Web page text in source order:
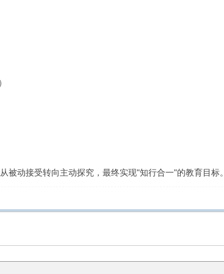
动接受转向主动探究，最终实现"知行合一"的教育目标。